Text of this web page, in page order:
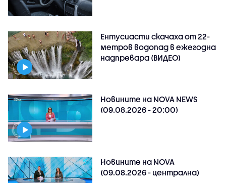
Ентусиасти скачаха от 22-
метров водопад в ежегодна
надпревара (ВИДЕО)
Новините на NOVA NEWS
(09.08.2026 - 20:00)
Новините на NOVA
(09.08.2026 - централна)